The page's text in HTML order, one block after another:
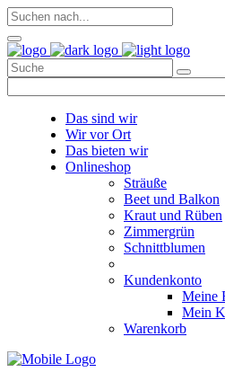
Search
for:
Das sind wir
Wir vor Ort
Das bieten wir
Onlineshop
Sträuße
Beet und Balkon
Kraut und Rüben
Zimmergrün
Schnittblumen
Kundenkonto
Meine
Mein
Warenkorb